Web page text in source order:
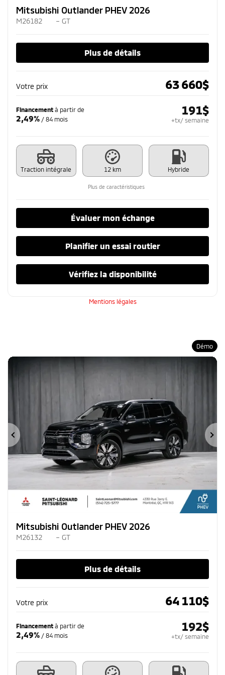
Mitsubishi Outlander PHEV 2026
M26182 – GT
Plus de détails
Votre prix 63 660$
Financement à partir de
2,49% / 84 mois
191$
+tx/ semaine
Traction intégrale 12 km Hybride
Plus de caractéristiques
Évaluer mon échange
Planifier un essai routier
Vérifiez la disponibilité
Mentions légales
Démo
Précédent
Mitsubishi Outlander PHEV 2026
M26132 – GT
Plus de détails
Votre prix 64 110$
Financement à partir de
2,49% / 84 mois
192$
+tx/ semaine